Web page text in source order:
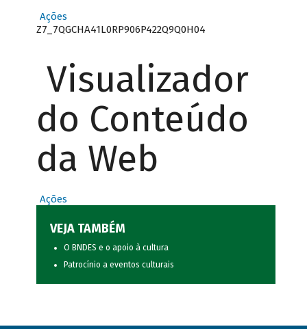
Ações
Z7_7QGCHA41L0RP906P422Q9Q0H04
Visualizador
do Conteúdo
da Web
Ações
VEJA TAMBÉM
O BNDES e o apoio à cultura
Patrocínio a eventos culturais